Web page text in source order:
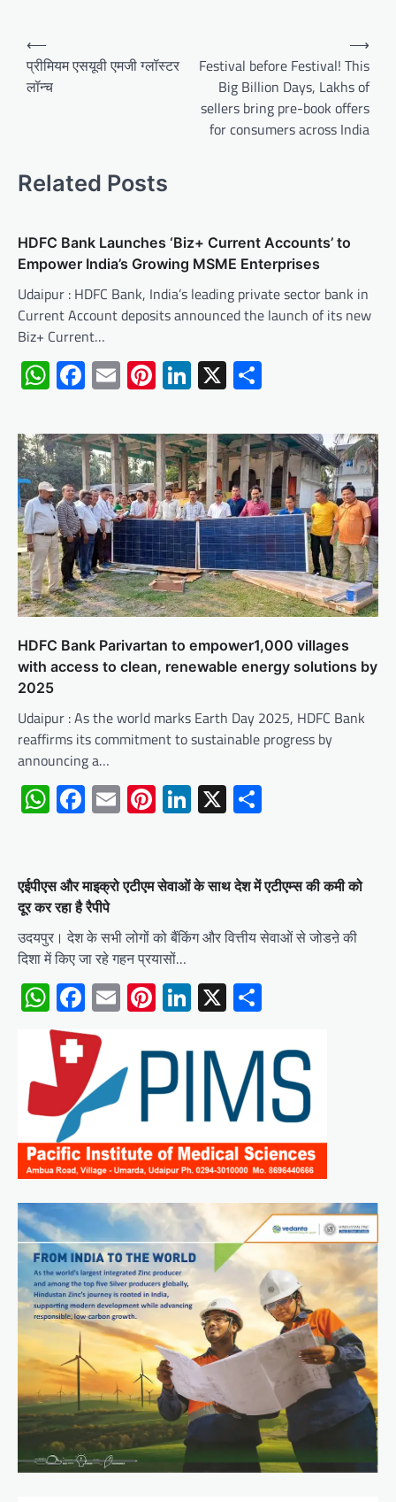
Post
navigation
⟵
प्रीमियम एसयूवी एमजी ग्लॉस्टर
लॉन्च
Festival before Festival! This
Big Billion Days, Lakhs of
sellers bring pre-book offers
for consumers across India
⟶
Related Posts
HDFC Bank Launches ‘Biz+ Current Accounts’ to
Empower India’s Growing MSME Enterprises
Udaipur : HDFC Bank, India’s leading private sector bank in
Current Account deposits announced the launch of its new
Biz+ Current…
WhatsApp
Facebook
EmailPinterest
LinkedIn
X
HDFC Bank Parivartan to empower1,000 villages
with access to clean, renewable energy solutions by
2025
Udaipur : As the world marks Earth Day 2025, HDFC Bank
reaffirms its commitment to sustainable progress by
announcing a…
WhatsApp
Facebook
EmailPinterest
LinkedIn
X
एईपीएस और माइक्रो एटीएम सेवाओं के साथ देश में एटीएम्स की कमी को
दूर कर रहा है रैपीपे
उदयपुर। देश के सभी लोगों को बैंकिंग और वित्तीय सेवाओं से जोडऩे की
दिशा में किए जा रहे गहन प्रयासों…
WhatsApp
Facebook
EmailPinterest
LinkedIn
X